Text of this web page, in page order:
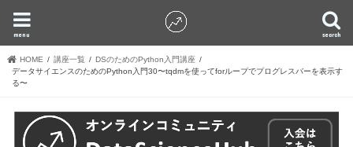
search
menu
HOME 講座一覧
DSのためのPython入門講座
データサイエンスのためのPython入門30〜tqdmを使ってforループでプログレスバーを表示す
る〜